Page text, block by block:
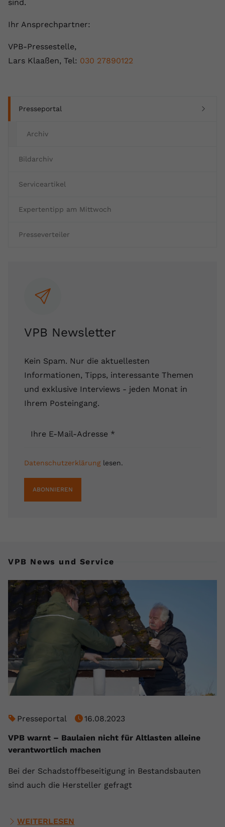
Presseportal
Archiv
Bildarchiv
Serviceartikel
Expertentipp am Mittwoch
Presseverteiler
VPB Newsletter
Kein Spam. Nur die aktuellesten
Informationen, Tipps, interessante Themen
und exklusive Interviews - jeden Monat in
Ihrem Posteingang.
Ihre E-Mail-Adresse *
Datenschutzerklärunglesen.
ABONNIEREN
sind.
Ihr Ansprechpartner:
VPB-Pressestelle,
Lars Klaaßen, Tel: 030 27890122
VPB News und Service
Presseportal
16.08.2023
VPB warnt – Baulaien nicht für Altlasten alleine
verantwortlich machen
Bei der Schadstoffbeseitigung in Bestandsbauten
sind auch die Hersteller gefragt
WEITERLESEN